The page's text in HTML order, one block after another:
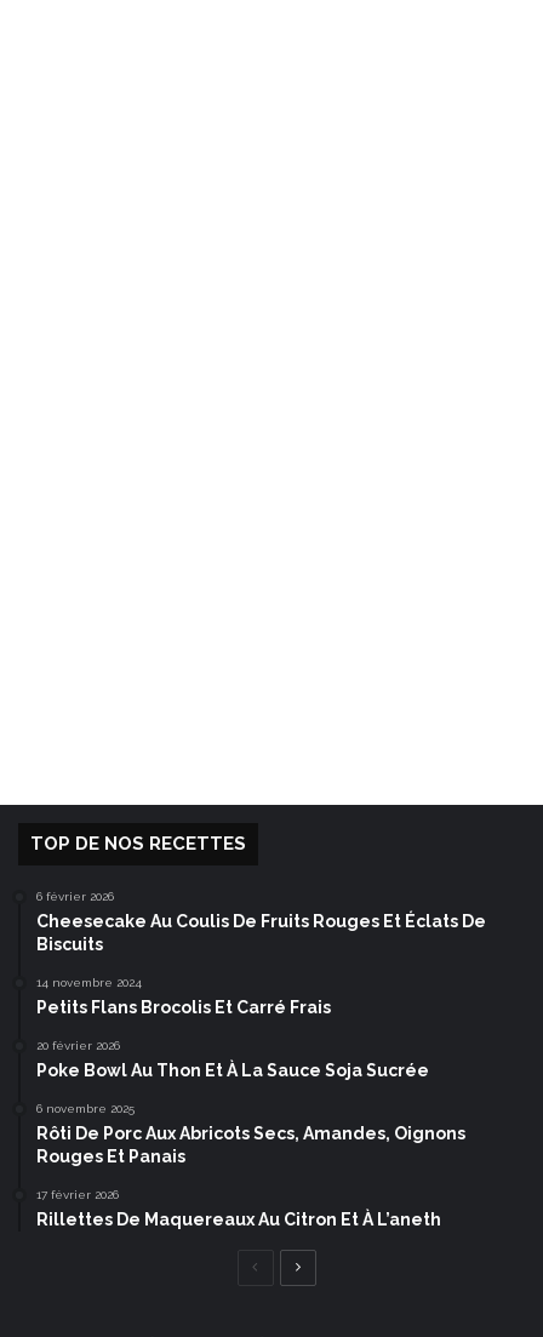
TOP DE NOS RECETTES
6 février 2026
Cheesecake Au Coulis De Fruits Rouges Et Éclats De
Biscuits
14 novembre 2024
Petits Flans Brocolis Et Carré Frais
20 février 2026
Poke Bowl Au Thon Et À La Sauce Soja Sucrée
6 novembre 2025
Rôti De Porc Aux Abricots Secs, Amandes, Oignons
Rouges Et Panais
17 février 2026
Rillettes De Maquereaux Au Citron Et À L’aneth
Page